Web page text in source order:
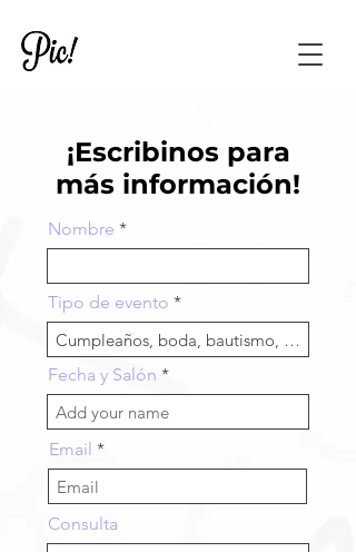
¡Escribinos para
más información!
Nombre
Tipo de evento
Fecha y Salón
Email
Consulta